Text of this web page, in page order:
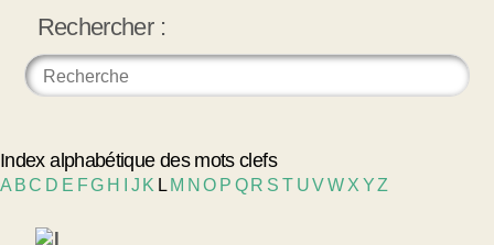
Rechercher :
Index alphabétique des mots clefs
A BC D E FG H J K L M NO P Q R S T UVW X YZ